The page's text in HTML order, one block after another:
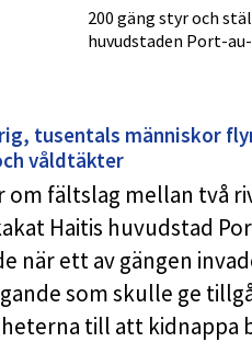
200 gäng styr och
huvudstaden Port-
tusentals människor
våldtäkter
om fältslag mellan två
Haitis huvudstad
när ett av gängen
som skulle ge
till att kidnappa